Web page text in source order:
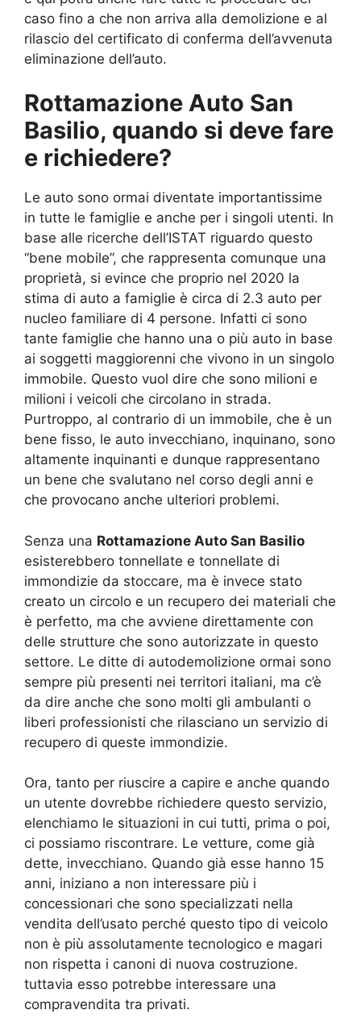
caso fino a che non arriva alla demolizione e al
rilascio del certificato di conferma dell’avvenuta
eliminazione dell’auto.
Rottamazione Auto San
Basilio, quando si deve fare
e richiedere?
Le auto sono ormai diventate importantissime
in tutte le famiglie e anche per i singoli utenti. In
base alle ricerche dell’ISTAT riguardo questo
“bene mobile”, che rappresenta comunque una
proprietà, si evince che proprio nel 2020 la
stima di auto a famiglie è circa di 2.3 auto per
nucleo familiare di 4 persone. Infatti ci sono
tante famiglie che hanno una o più auto in base
ai soggetti maggiorenni che vivono in un singolo
immobile. Questo vuol dire che sono milioni e
milioni i veicoli che circolano in strada.
Purtroppo, al contrario di un immobile, che è un
bene fisso, le auto invecchiano, inquinano, sono
altamente inquinanti e dunque rappresentano
un bene che svalutano nel corso degli anni e
che provocano anche ulteriori problemi.
Senza una Rottamazione Auto San Basilio
esisterebbero tonnellate e tonnellate di
immondizie da stoccare, ma è invece stato
creato un circolo e un recupero dei materiali che
è perfetto, ma che avviene direttamente con
delle strutture che sono autorizzate in questo
settore. Le ditte di autodemolizione ormai sono
sempre più presenti nei territori italiani, ma c’è
da dire anche che sono molti gli ambulanti o
liberi professionisti che rilasciano un servizio di
recupero di queste immondizie.
Ora, tanto per riuscire a capire e anche quando
un utente dovrebbe richiedere questo servizio,
elenchiamo le situazioni in cui tutti, prima o poi,
ci possiamo riscontrare. Le vetture, come già
dette, invecchiano. Quando già esse hanno 15
anni, iniziano a non interessare più i
concessionari che sono specializzati nella
vendita dell’usato perché questo tipo di veicolo
non è più assolutamente tecnologico e magari
non rispetta i canoni di nuova costruzione.
tuttavia esso potrebbe interessare una
compravendita tra privati.